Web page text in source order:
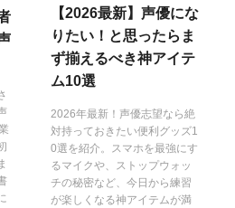
【2026最新】声優にな
りたい！と思ったらま
ず揃えるべき神アイテ
ム10選
2026年最新！声優志望なら絶
対持っておきたい便利グッズ1
0選を紹介。スマホを最強にす
るマイクや、ストップウォッ
チの秘密など、今日から練習
が楽しくなる神アイテムが満